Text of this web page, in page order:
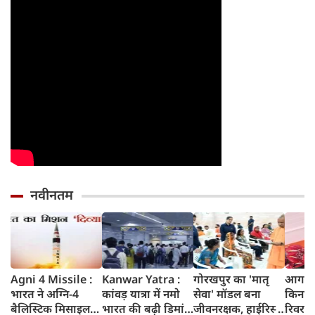
नवीनतम
Agni 4 Missile :
भारत ने अग्नि-4
बैलिस्टिक मिसाइल
Kanwar Yatra :
कांवड़ यात्रा में नमो
भारत की बढ़ी डिमांड,
गोरखपुर का 'मातृ
सेवा' मॉडल बना
जीवनरक्षक, हाईरिस्क
आगरा
रिवर